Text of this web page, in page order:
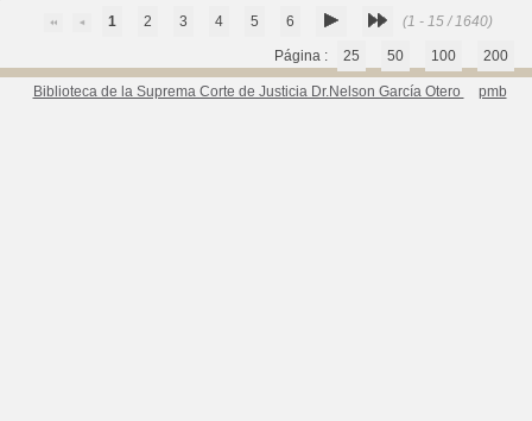
1 2 3 4 5 6 (1 - 15 / 1640)
Página : 25 50 100 200
Biblioteca de la Suprema Corte de Justicia Dr.Nelson García Otero pmb